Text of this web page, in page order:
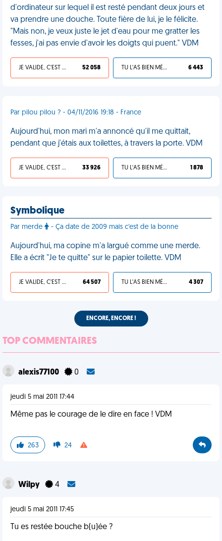
d'ordinateur sur lequel il est resté pendant deux jours et
va prendre une douche. Toute fière de lui, je le félicite.
"Mais non, je veux juste le jet d'eau pour me gratter les
fesses, j'ai pas envie d'avoir les doigts qui puent." VDM
JE VALIDE, C'EST UNE VDM 52 058 TU L'AS BIEN MÉRITÉ 6 443
Par pilou pilou ? - 04/11/2016 19:18 - France
Aujourd'hui, mon mari m'a annoncé qu'il me quittait,
pendant que j'étais aux toilettes, à travers la porte. VDM
JE VALIDE, C'EST UNE VDM 33 926 TU L'AS BIEN MÉRITÉ 1 878
Symbolique
Par merde - Ça date de 2009 mais c'est de la bonne
Aujourd'hui, ma copine m'a largué comme une merde.
Elle a écrit "Je te quitte" sur le papier toilette. VDM
JE VALIDE, C'EST UNE VDM 64 507 TU L'AS BIEN MÉRITÉ 4 307
ENCORE, ENCORE !
TOP COMMENTAIRES
alexis77100 0
jeudi 5 mai 2011 17:44
Même pas le courage de le dire en face ! VDM
263 24
Wilpy 4
jeudi 5 mai 2011 17:45
Tu es restée bouche b(u)ée ?